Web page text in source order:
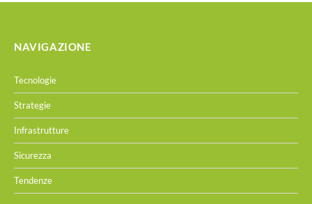
NAVIGAZIONE
Tecnologie
Strategie
Infrastrutture
Sicurezza
Tendenze